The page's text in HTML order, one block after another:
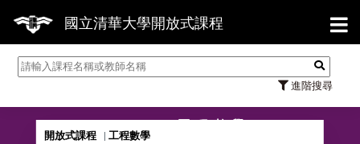
國立清華大學開放式課程
進階搜尋
【7/31】114學年度第2
10801 工程數學
開放式課程
工程數學